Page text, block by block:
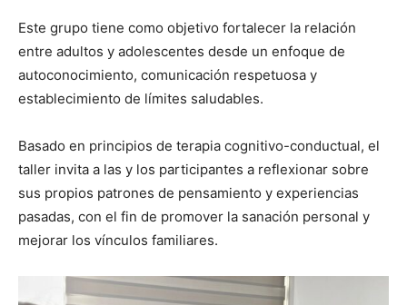
Este grupo tiene como objetivo fortalecer la relación
entre adultos y adolescentes desde un enfoque de
autoconocimiento, comunicación respetuosa y
establecimiento de límites saludables.
Basado en principios de terapia cognitivo-conductual, el
taller invita a las y los participantes a reflexionar sobre
sus propios patrones de pensamiento y experiencias
pasadas, con el fin de promover la sanación personal y
mejorar los vínculos familiares.